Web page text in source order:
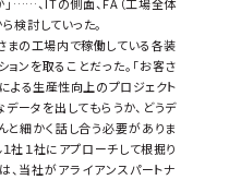
」……、ITの側面、FA（工場全体
検討していった。
まの工場内で稼働している各装
ンを取ることだった。「お客さ
よる生産性向上のプロジェクト
ータを出してもらうか、どうデ
と細かく話し合う必要がありま
社１社にアプローチして根掘り
、当社がアライアンスパートナ